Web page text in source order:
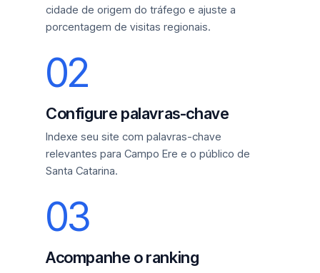
cidade de origem do tráfego e ajuste a
porcentagem de visitas regionais.
02
Configure palavras-chave
Indexe seu site com palavras-chave
relevantes para Campo Ere e o público de
Santa Catarina.
03
Acompanhe o ranking